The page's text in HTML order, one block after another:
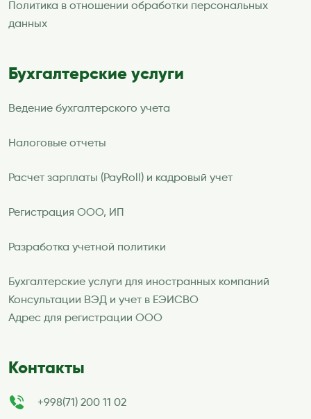
Политика в отношении обработки персональных
данных
Бухгалтерские услуги
Ведение бухгалтерского учета
Налоговые отчеты
Расчет зарплаты (PayRoll) и кадровый учет
Регистрация ООО, ИП
Разработка учетной политики
Бухгалтерские услуги для иностранных компаний
Консультации ВЭД и учет в ЕЭИСВО
Адрес для регистрации ООО
Контакты
+998(71) 200 11 02